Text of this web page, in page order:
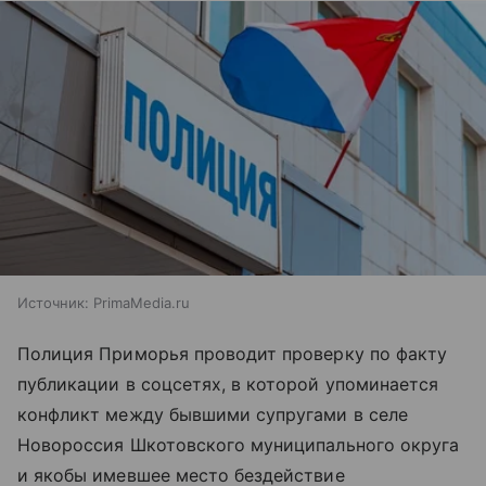
Источник: PrimaMedia.ru
Полиция Приморья проводит проверку по факту
публикации в соцсетях, в которой упоминается
конфликт между бывшими супругами в селе
Новороссия Шкотовского муниципального округа
и якобы имевшее место бездействие